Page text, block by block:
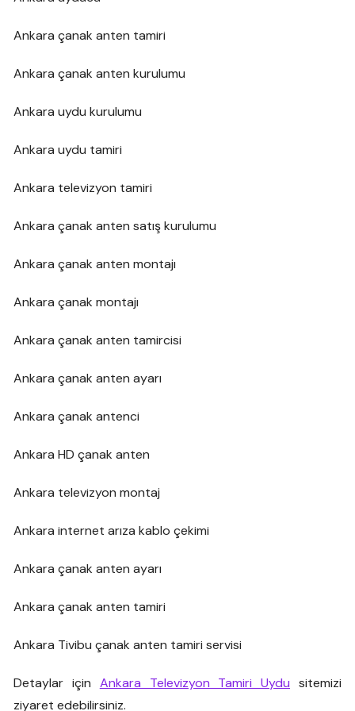
Ankara çanak anten tamiri
Ankara çanak anten kurulumu
Ankara uydu kurulumu
Ankara uydu tamiri
Ankara televizyon tamiri
Ankara çanak anten satış kurulumu
Ankara çanak anten montajı
Ankara çanak montajı
Ankara çanak anten tamircisi
Ankara çanak anten ayarı
Ankara çanak antenci
Ankara HD çanak anten
Ankara televizyon montaj
Ankara internet arıza kablo çekimi
Ankara çanak anten ayarı
Ankara çanak anten tamiri
Ankara Tivibu çanak anten tamiri servisi
Detaylar için Ankara Televizyon Tamiri Uydu sitemizi
ziyaret edebilirsiniz.